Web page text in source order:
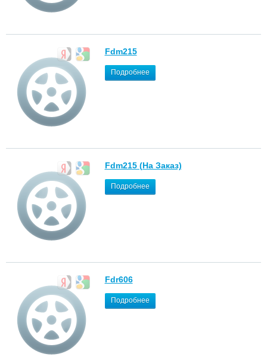
Fdm215
Подробнее
Fdm215 (На Заказ)
Подробнее
Fdr606
Подробнее